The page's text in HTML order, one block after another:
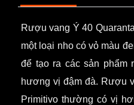
Rượu vang Ý 40
một loại nho có vỏ màu
để tạo ra các sản phẩm
hương vị đậm đà. Rượu
Primitivo thường có vị